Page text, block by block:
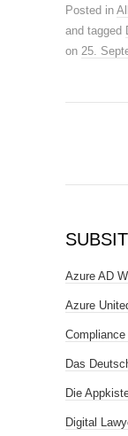
Posted in
and tagged
on 25.
Azure AD
Azure
Compliance
Das
Die
Digital